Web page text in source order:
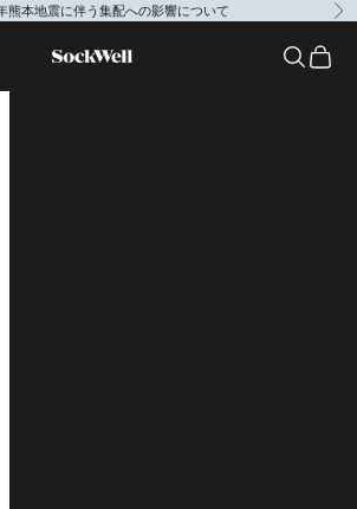
熊本地震に伴う集配への影響について 次
Sockwell Japan 検索を開
カー